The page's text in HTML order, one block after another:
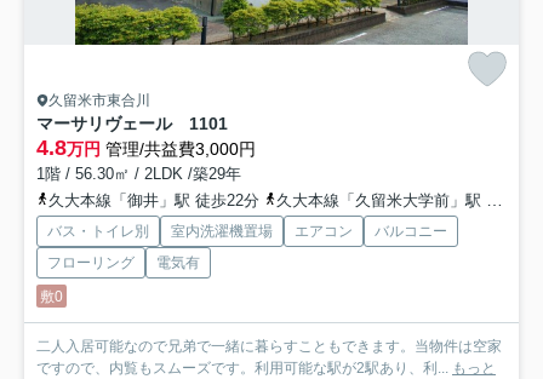
久留米市東合川
マーサリヴェール 1101
4.8万円 管理/共益費3,000円
1階 / 56.30㎡ / 2LDK /築29年
久大本線「御井」駅 徒歩22分
久大本線「久留米大学前」駅 徒歩27分
バス・トイレ別 室内洗濯機置場 エアコン
バルコニー
フローリング
電気有
敷0
二人入居可能なので兄弟で一緒に暮らすこともできます。当物件は空家
ですので、内覧もスムーズです。利用可能な駅が2駅あり、利... もっと